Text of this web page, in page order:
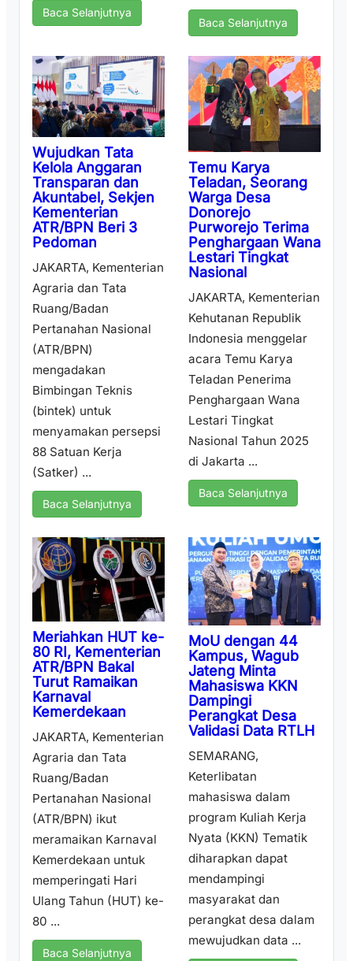
Baca Selanjutnya
Baca Selanjutnya
Wujudkan Tata
Kelola Anggaran
Transparan dan
Akuntabel, Sekjen
Kementerian
ATR/BPN Beri 3
Pedoman
JAKARTA, Kementerian
Agraria dan Tata
Ruang/Badan
Pertanahan Nasional
(ATR/BPN)
mengadakan
Bimbingan Teknis
(bintek) untuk
menyamakan persepsi
88 Satuan Kerja
(Satker) ...
Baca Selanjutnya
Temu Karya
Teladan, Seorang
Warga Desa
Donorejo
Purworejo Terima
Penghargaan Wana
Lestari Tingkat
Nasional
JAKARTA, Kementerian
Kehutanan Republik
Indonesia menggelar
acara Temu Karya
Teladan Penerima
Penghargaan Wana
Lestari Tingkat
Nasional Tahun 2025
di Jakarta ...
Baca Selanjutnya
Meriahkan HUT ke-
80 RI, Kementerian
ATR/BPN Bakal
Turut Ramaikan
Karnaval
Kemerdekaan
JAKARTA, Kementerian
Agraria dan Tata
Ruang/Badan
Pertanahan Nasional
(ATR/BPN) ikut
meramaikan Karnaval
Kemerdekaan untuk
memperingati Hari
Ulang Tahun (HUT) ke-
80 ...
Baca Selanjutnya
MoU dengan 44
Kampus, Wagub
Jateng Minta
Mahasiswa KKN
Dampingi
Perangkat Desa
Validasi Data RTLH
SEMARANG,
Keterlibatan
mahasiswa dalam
program Kuliah Kerja
Nyata (KKN) Tematik
diharapkan dapat
mendampingi
masyarakat dan
perangkat desa dalam
mewujudkan data ...